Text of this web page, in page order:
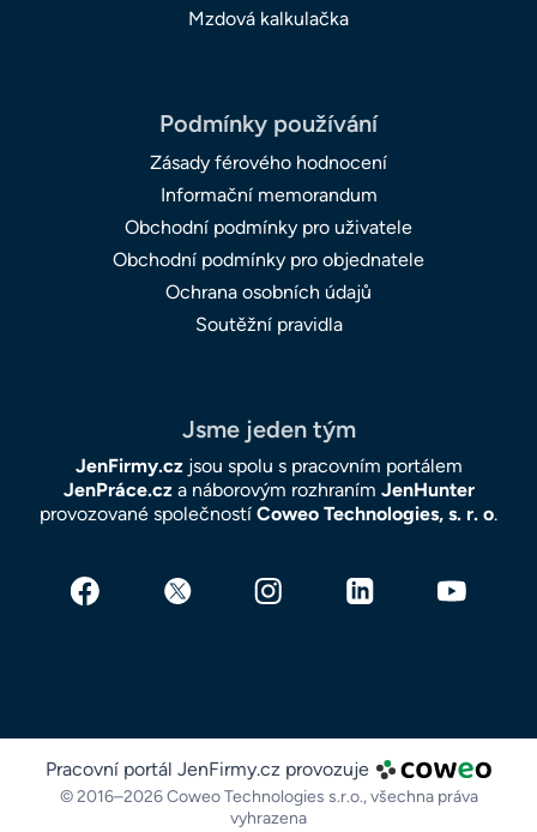
Mzdová kalkulačka
Podmínky používání
Zásady férového hodnocení
Informační memorandum
Obchodní podmínky pro uživatele
Obchodní podmínky pro objednatele
Ochrana osobních údajů
Soutěžní pravidla
Jsme jeden tým
JenFirmy.czjsou spolu s pracovním portálem
JenPráce.cza náborovým rozhraním JenHunter
provozované společností Coweo Technologies, s. r. o.
Pracovní portál JenFirmy.cz provozuje
© 2016–2026 Coweo Technologies s.r.o.,všechna práva
vyhrazena